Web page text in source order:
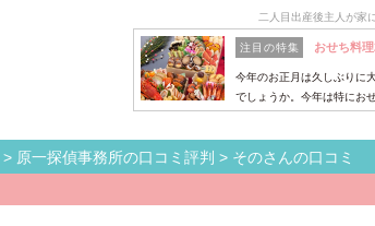
二人目出産後主人が家
注目の特集 おせち料
今年のお正月は久しぶりに
でしょうか。今年は特にお
> 原一探偵事務所の口コミ評判 > そのさんの口コミ